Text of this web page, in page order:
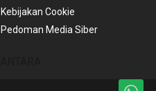
Kebijakan Cookie
Pedoman Media Siber